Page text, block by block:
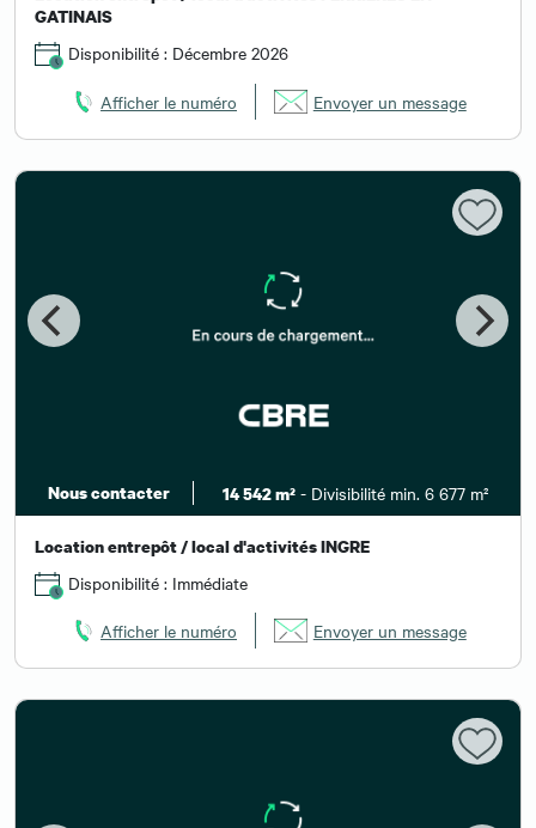
GATINAIS
Disponibilité : Décembre 2026
Afficher le numéro Envoyer un message
Nous contacter 14 542 m² - Divisibilité min. 6 677 m²
Location entrepôt / local d'activités INGRE
Disponibilité : Immédiate
Afficher le numéro Envoyer un message